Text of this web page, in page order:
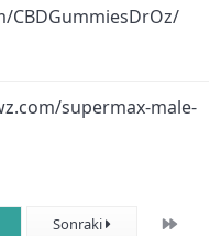
CBDGummiesDrOz/
supermax-male-
Sonraki Son